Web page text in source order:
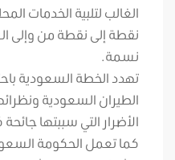
الغالب لتلبية الخدمات
نسمة.
تهدد الخطة السعودية
الطيران السعودية
الأضرار التي سببتها جائحة
كما تعمل الحكومة